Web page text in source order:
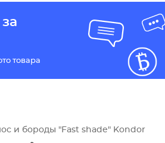
товара
и бороды "Fast shade" Kondor